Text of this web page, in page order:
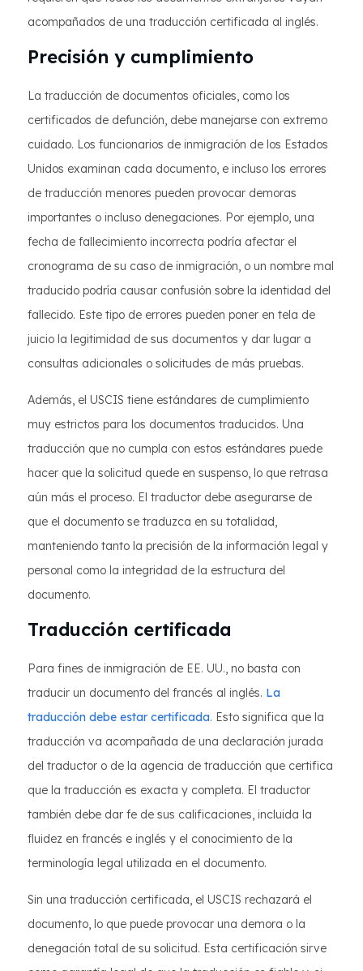
acompañados de una traducción certificada al inglés.
Precisión y cumplimiento
La traducción de documentos oficiales, como los
certificados de defunción, debe manejarse con extremo
cuidado. Los funcionarios de inmigración de los Estados
Unidos examinan cada documento, e incluso los errores
de traducción menores pueden provocar demoras
importantes o incluso denegaciones. Por ejemplo, una
fecha de fallecimiento incorrecta podría afectar el
cronograma de su caso de inmigración, o un nombre mal
traducido podría causar confusión sobre la identidad del
fallecido. Este tipo de errores pueden poner en tela de
juicio la legitimidad de sus documentos y dar lugar a
consultas adicionales o solicitudes de más pruebas.
Además, el USCIS tiene estándares de cumplimiento
muy estrictos para los documentos traducidos. Una
traducción que no cumpla con estos estándares puede
hacer que la solicitud quede en suspenso, lo que retrasa
aún más el proceso. El traductor debe asegurarse de
que el documento se traduzca en su totalidad,
manteniendo tanto la precisión de la información legal y
personal como la integridad de la estructura del
documento.
Traducción certificada
Para fines de inmigración de EE. UU., no basta con
traducir un documento del francés al inglés. La
traducción debe estar certificada. Esto significa que la
traducción va acompañada de una declaración jurada
del traductor o de la agencia de traducción que certifica
que la traducción es exacta y completa. El traductor
también debe dar fe de sus calificaciones, incluida la
fluidez en francés e inglés y el conocimiento de la
terminología legal utilizada en el documento.
Sin una traducción certificada, el USCIS rechazará el
documento, lo que puede provocar una demora o la
denegación total de su solicitud. Esta certificación sirve